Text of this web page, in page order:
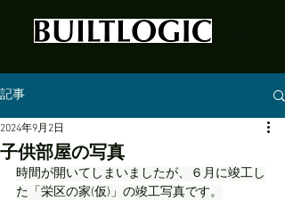
記事
子供部屋の写真
2024年9月2日
時間が開いてしまいましたが、６月に竣工し
た「栄区の家(仮)」の竣工写真です。